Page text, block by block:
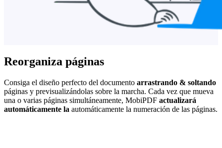
Reorganiza páginas
Consiga el diseño perfecto del documento arrastrando & soltando
páginas y previsualizándolas sobre la marcha. Cada vez que mueva
una o varias páginas simultáneamente, MobiPDF actualizará
automáticamente la automáticamente la numeración de las páginas.